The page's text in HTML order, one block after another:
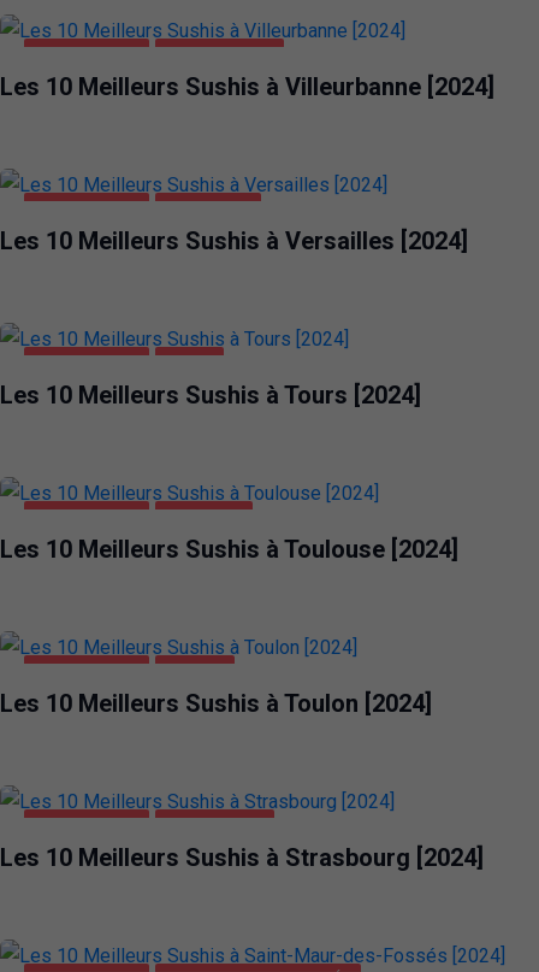
Les 10 Meilleurs Sushis à Villeurbanne [2024]
Les 10 Meilleurs Sushis à Versailles [2024]
Les 10 Meilleurs Sushis à Tours [2024]
Les 10 Meilleurs Sushis à Toulouse [2024]
Les 10 Meilleurs Sushis à Toulon [2024]
Les 10 Meilleurs Sushis à Strasbourg [2024]